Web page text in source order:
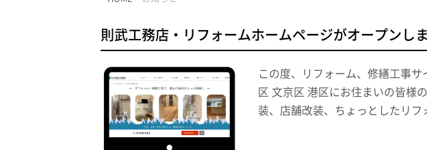
則武工務店・リフォームホームページがオープンし
この度、リフォーム、修繕工事
区 文京区 港区にお住まいの皆様
装、店舗改装、ちょっとしたリ